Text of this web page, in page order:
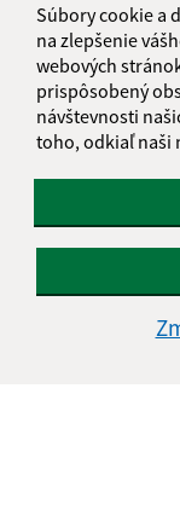
Súbory cookie a
na zlepšenie
webových
prispôsobený
návštevnosti
toho, odkiaľ naši